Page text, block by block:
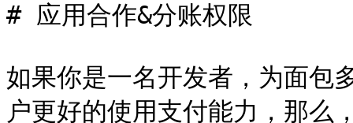
# 应用合作&分账权限
如果你是一名开发者，为面包
户更好的使用支付能力，那